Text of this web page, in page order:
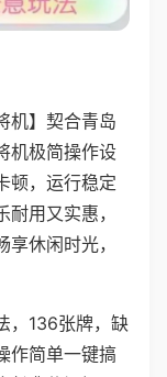
机】契合青岛
机极简操作设
顿，运行稳定
用又实惠，
休闲时光，
，136张牌，缺
作简单一键搞